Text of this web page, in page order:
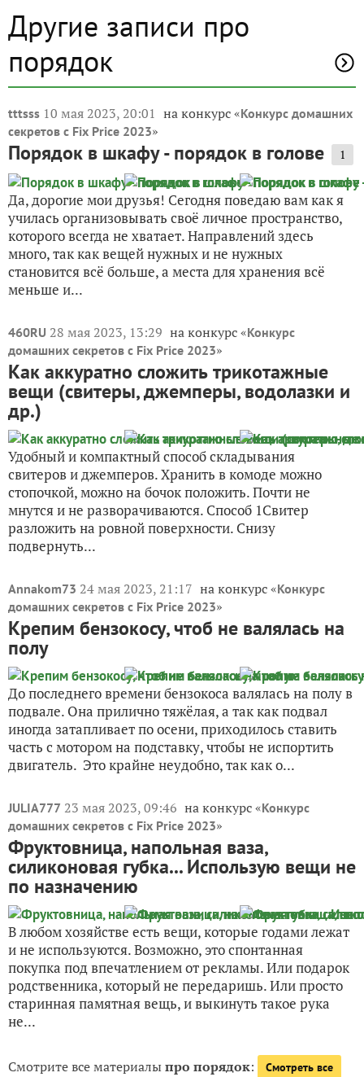
Другие записи про
порядок
tttsss 10 мая 2023, 20:01 на конкурс «Конкурс домашних
секретов с Fix Price 2023»
Порядок в шкафу - порядок в голове 1
Да, дорогие мои друзья! Сегодня поведаю вам как я
училась организовывать своё личное пространство,
которого всегда не хватает. Направлений здесь
много, так как вещей нужных и не нужных
становится всё больше, а места для хранения всё
меньше и...
460RU 28 мая 2023, 13:29 на конкурс «Конкурс
домашних секретов с Fix Price 2023»
Как аккуратно сложить трикотажные
вещи (свитеры, джемперы, водолазки и
др.)
Удобный и компактный способ складывания
свитеров и джемперов. Хранить в комоде можно
стопочкой, можно на бочок положить. Почти не
мнутся и не разворачиваются. Способ 1Свитер
разложить на ровной поверхности. Снизу
подвернуть...
Annakom73 24 мая 2023, 21:17 на конкурс «Конкурс
домашних секретов с Fix Price 2023»
Крепим бензокосу, чтоб не валялась на
полу
До последнего времени бензокоса валялась на полу в
подвале. Она прилично тяжёлая, а так как подвал
иногда затапливает по осени, приходилось ставить
часть с мотором на подставку, чтобы не испортить
двигатель. Это крайне неудобно, так как о...
JULIA777 23 мая 2023, 09:46 на конкурс «Конкурс
домашних секретов с Fix Price 2023»
Фруктовница, напольная ваза,
силиконовая губка... Использую вещи не
по назначению
В любом хозяйстве есть вещи, которые годами лежат
и не используются. Возможно, это спонтанная
покупка под впечатлением от рекламы. Или подарок
родственника, который не передаришь. Или просто
старинная памятная вещь, и выкинуть такое рука
не...
Смотрите все материалыпро порядок: Смотреть все